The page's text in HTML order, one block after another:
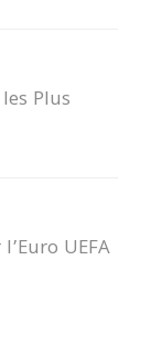
Plus
UEFA